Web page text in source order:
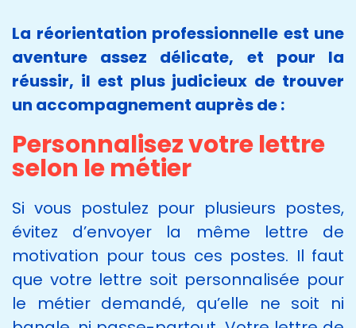
La réorientation professionnelle est une
aventure assez délicate, et pour la
réussir, il est plus judicieux de trouver
un accompagnement auprès de :
Personnalisez votre lettre
selon le métier
Si vous postulez pour plusieurs postes,
évitez d’envoyer la même lettre de
motivation pour tous ces postes. Il faut
que votre lettre soit personnalisée pour
le métier demandé, qu’elle ne soit ni